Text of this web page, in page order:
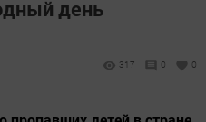
день
317 0 0